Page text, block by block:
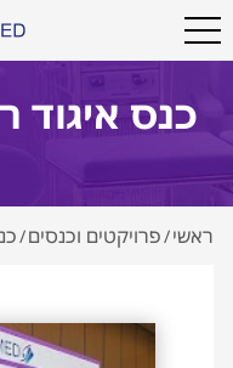
כנס איגוד
ראשי/פרויקטים וכנסים/